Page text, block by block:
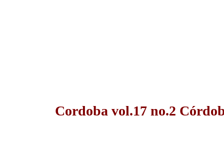
Cordoba vol.17 no.2